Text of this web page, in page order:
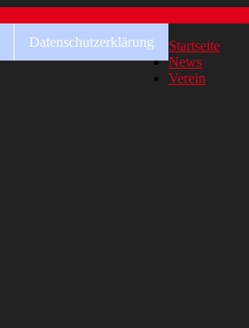
Datenschutzerklärung
Startseite
News
Verein